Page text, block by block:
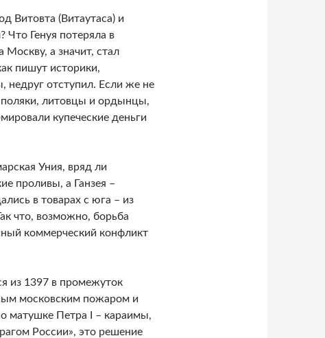
Витовта (Витаутаса) и
Что Генуя потеряла в
Москву, а значит, стал
пишут историки,
отступил. Если же не
поляки, литовцы и ордынцы,
купеческие деньги
Уния, вряд ли
проливы, а Ганзея –
в товарах с юга – из
что, возможно, борьба
коммерческий конфликт
из 1397 в промежуток
московским пожаром и
матушке Петра I – караимы,
России», это решение